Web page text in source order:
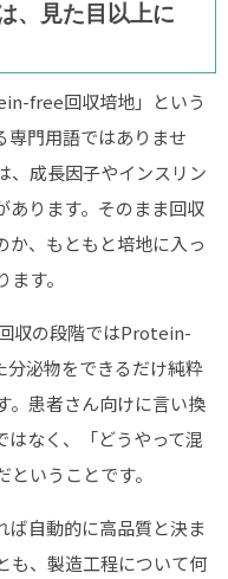
、見た目以上に
free回収培地」という
専門用語ではありませ
、成長因子やインスリン
あります。そのまま回収
か、もともと培地に入っ
す。
収の段階ではProtein-
泌物をできるだけ純粋
。患者さん向けに言い換
はなく、「どうやって混
いうことです。
自動的に高品質と決ま
も、製造工程について何